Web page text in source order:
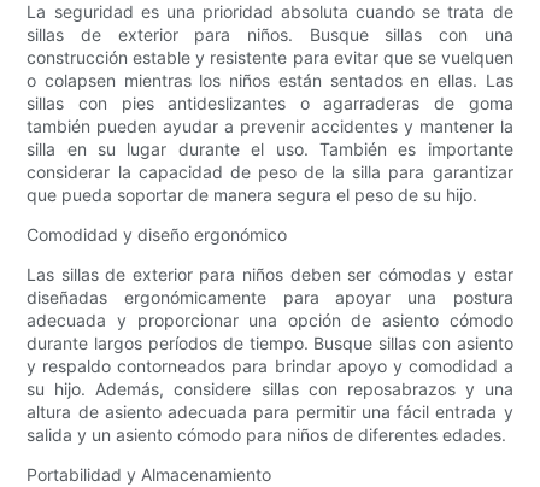
La seguridad es una prioridad absoluta cuando se trata de
sillas de exterior para niños. Busque sillas con una
construcción estable y resistente para evitar que se vuelquen
o colapsen mientras los niños están sentados en ellas. Las
sillas con pies antideslizantes o agarraderas de goma
también pueden ayudar a prevenir accidentes y mantener la
silla en su lugar durante el uso. También es importante
considerar la capacidad de peso de la silla para garantizar
que pueda soportar de manera segura el peso de su hijo.
Comodidad y diseño ergonómico
Las sillas de exterior para niños deben ser cómodas y estar
diseñadas ergonómicamente para apoyar una postura
adecuada y proporcionar una opción de asiento cómodo
durante largos períodos de tiempo. Busque sillas con asiento
y respaldo contorneados para brindar apoyo y comodidad a
su hijo. Además, considere sillas con reposabrazos y una
altura de asiento adecuada para permitir una fácil entrada y
salida y un asiento cómodo para niños de diferentes edades.
Portabilidad y Almacenamiento